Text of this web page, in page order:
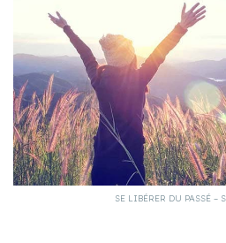
SE LIBÉRER DU PASSÉ –